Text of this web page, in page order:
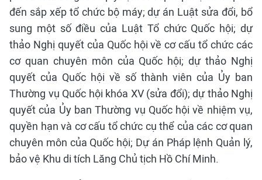
đến sắp xếp tổ chức bộ máy; dự án Luật sửa đổi, bổ
sung một số điều của Luật Tổ chức Quốc hội; dự
thảo Nghị quyết của Quốc hội về cơ cấu tổ chức các
cơ quan chuyên môn của Quốc hội; dự thảo Nghị
quyết của Quốc hội về số thành viên của Ủy ban
Thường vụ Quốc hội khóa XV (sửa đổi); dự thảo Nghị
quyết của Ủy ban Thường vụ Quốc hội về nhiệm vụ,
quyền hạn và cơ cấu tổ chức cụ thể của các cơ quan
chuyên môn của Quốc hội; Dự án Pháp lệnh Quản lý,
bảo vệ Khu di tích Lăng Chủ tịch Hồ Chí Minh.